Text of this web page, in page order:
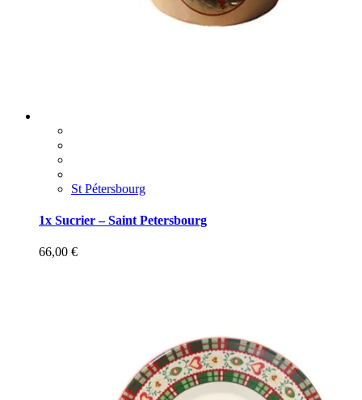
St Pétersbourg
1x Sucrier – Saint Petersbourg
66,00 €